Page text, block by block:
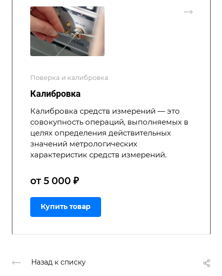
Поверка и калибровка
Калибровка
Калибровка средств измерений — это
совокупность операций, выполняемых в
целях определения действительных
значений метрологических
характеристик средств измерений.
от 5 000 ₽
Купить товар
Назад к списку